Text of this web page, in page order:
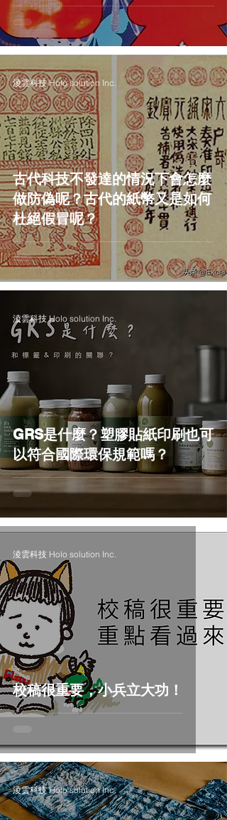
古代科技不發達的情況下會怎麼
做防偽呢？古代的紙幣又是如何
杜絕假冒呢？
淩雲科技 Holo solution Inc.
GRS是什麼？塑膠貼紙印刷也可
以符合國際環保規範嗎？
淩雲科技 Holo solution Inc.
校稿很重要，小兵立大功！
淩雲科技 Holo solution Inc.
淩雲科技 Holo solution Inc.